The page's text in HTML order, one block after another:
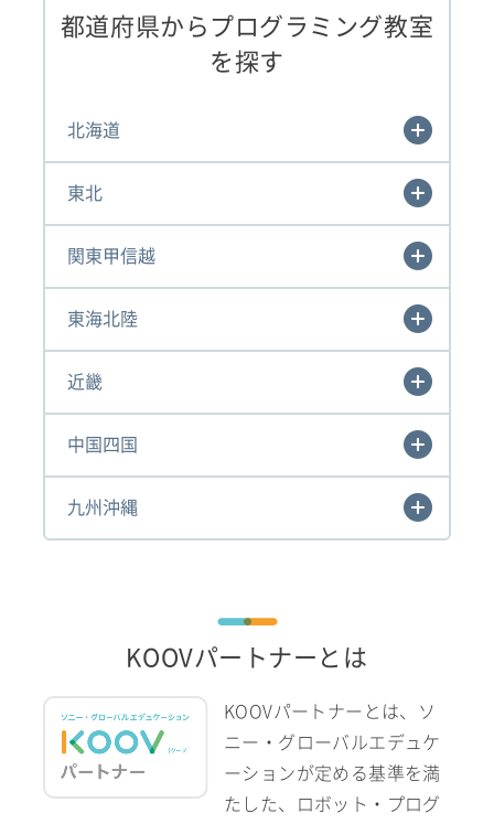
都道府県からプログラミング教室
を探す
北海道
東北
関東甲信越
東海北陸
近畿
中国四国
九州沖縄
KOOVパートナーとは
KOOVパートナーとは、ソ
ニー・グローバルエデュケ
ーションが定める基準を満
たした、ロボット・プログ